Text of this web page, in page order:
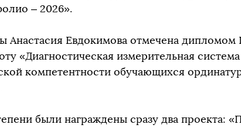
– 2026».
Анастасия Евдокимова отмечена дипломом
«Диагностическая измерительная
компетентности обучающихся
были награждены сразу два проекта: